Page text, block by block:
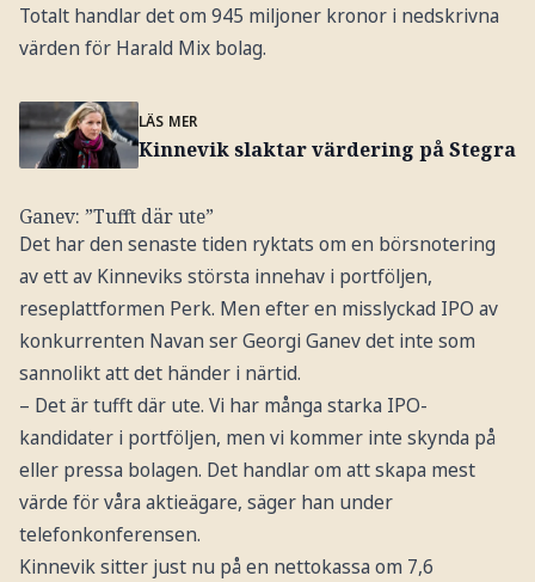
Totalt handlar det om 945 miljoner kronor i nedskrivna
värden för Harald Mix bolag.
LÄS MER
Kinnevik slaktar värdering på Stegra
Ganev: ”Tufft där ute”
Det har den senaste tiden ryktats om en börsnotering
av ett av Kinneviks största innehav i portföljen,
reseplattformen Perk. Men efter en misslyckad IPO av
konkurrenten Navan ser Georgi Ganev det inte som
sannolikt att det händer i närtid.
– Det är tufft där ute. Vi har många starka IPO-
kandidater i portföljen, men vi kommer inte skynda på
eller pressa bolagen. Det handlar om att skapa mest
värde för våra aktieägare, säger han under
telefonkonferensen.
Kinnevik sitter just nu på en nettokassa om 7,6